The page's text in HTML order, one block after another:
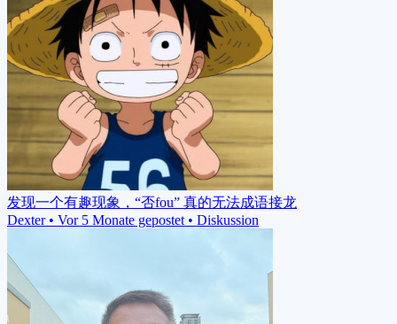
发现一个有趣现象，“否fou” 真的无法成语接龙
Dexter • Vor 5 Monate gepostet • Diskussion